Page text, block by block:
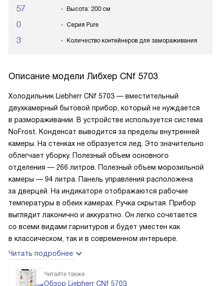
57 Высота: 200 см
0 Серия Pure
3 Количество контейнеров для замораживания
Описание модели Либхер CNf 5703
Холодильник Liebherr CNf 5703 — вместительный
двухкамерный бытовой прибор, который не нуждается
в размораживании. В устройстве используется система
NoFrost. Конденсат выводится за пределы внутренней
камеры. На стенках не образуется лед. Это значительно
облегчает уборку. Полезный объем основного
отделения — 266 литров. Полезный объем морозильной
камеры — 94 литра. Панель управления расположена
за дверцей. На индикаторе отображаются рабочие
температуры в обеих камерах. Ручка скрытая. Прибор
выглядит лаконично и аккуратно. Он легко сочетается
со всеми видами гарнитуров и будет уместен как
в классическом, так и в современном интерьере.
Читать подробнее
Читайте также
Обзор Liebherr CNf 5703